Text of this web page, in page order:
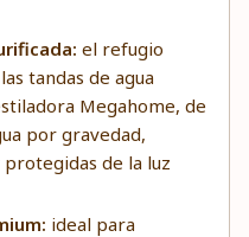
el refugio
tandas de agua
Megahome, de
por gravedad,
de la luz
ideal para